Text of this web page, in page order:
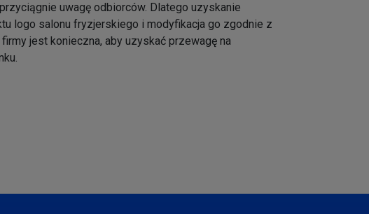
uwagę odbiorców. Dlatego uzyskanie
logo salonu fryzjerskiego i modyfikacja go zgodnie z
jest konieczna, aby uzyskać przewagę na